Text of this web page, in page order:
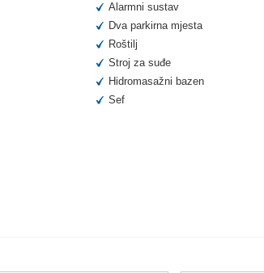
Alarmni sustav
Dva parkirna mjesta
Roštilj
Stroj za suđe
Hidromasažni bazen
Sef